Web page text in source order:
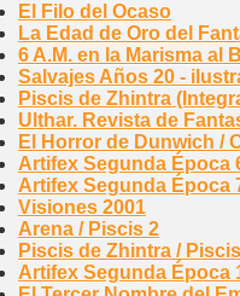
El Filo del Ocaso
La Edad de Oro del
6 A.M. en la Marisma al
Salvajes Años 20 -
Piscis de Zhintra
Ulthar. Revista de
El Horror de Dunwich /
Artifex Segunda Época
Artifex Segunda Época
Visiones 2001
Arena / Piscis 2
Piscis de Zhintra /
Artifex Segunda Época